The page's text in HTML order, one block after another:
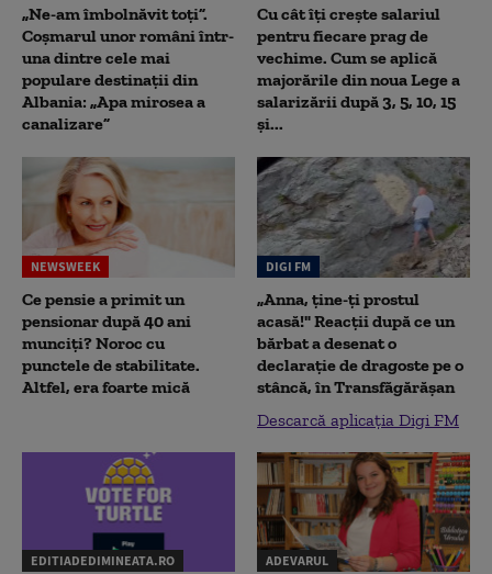
„Ne-am îmbolnăvit toți”.
Coșmarul unor români într-
una dintre cele mai
populare destinații din
Albania: „Apa mirosea a
canalizare”
Cu cât îți crește salariul
pentru fiecare prag de
vechime. Cum se aplică
majorările din noua Lege a
salarizării după 3, 5, 10, 15
și...
NEWSWEEK
Ce pensie a primit un
pensionar după 40 ani
munciți? Noroc cu
punctele de stabilitate.
Altfel, era foarte mică
DIGI FM
„Anna, ţine-ţi prostul
acasă!" Reacţii după ce un
bărbat a desenat o
declaraţie de dragoste pe o
stâncă, în Transfăgărăşan
Descarcă aplicația Digi FM
EDITIADEDIMINEATA.RO ADEVARUL